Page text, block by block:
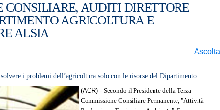
CONSILIARE, AUDITI DIRETTORE
AGRICOLTURA E
ALSIA
Ascolta
i problemi dell’agricoltura solo con le risorse del Dipartimento
(ACR) - Secondo il Presidente della Terza Commissione Consiliare Permanente, "Attività Produttive – Territorio – Ambiente", Francesco Mollica, va fatta chiarezza sul numero di tecnici che compongono la graduatoria in possesso del Dipartimento e dell'Alsia. Alle reiterate richieste di spiegazioni in merito non si sono avute risposte, mentre il numero dei tecnici pare aumentare continuamente. E' quindi questa una delle prime domande da rivolgere al dott. Freschi, Dirigente generale dell'Assessorato regionale all'Agricoltura e Sviluppo rurale e al dott. Delfino, Amministratore unico dell'Agenzia lucana di sviluppo e di innovazione in agricoltura. Questo il prosieguo della seduta della Commissione tenutasi mercoledì 16 aprile 2003. Il consigliere De Filippo ricorda di aver ricevuto in mattinata i documenti relativi ai tipi di interventi che l'Alsia sta ponendo in essere, ai programmi relativi ai territori interni della regione e al modo in cui l'Alsia sta interagendo con i programmi del Dipartimento Agricoltura della Regione Basilicata. Ricorda anche che la Commissione ha audito il dott. D'Agrosa relativamente all'attività di concertazione dell'Alsia, prevista dall'art.4 della legge 29, dal momento che in molti dibattiti pubblici le organizzazioni agricole hanno manifestato gravi carenze in tale direzione. Questo è un primo elemento sul quale riflettere, giacchè la concertazione è un obiettivo fondamentale delle politiche regionali. Vi è poi la costruzione del Piano triennale da parte della Regione che è la prima grande occasione concreta per verificare l'impatto delle normative prodotte e per coordinare i risultati dei tanti incontri tenutisi sul territorio. Il Piano presentato alla Commissione, continua De Filippo, si presenta agile, sintetico ed efficace, ma non individua con precisione dove si concentreranno i servizi di sviluppo agricolo. Non si evince se uno dei principi generali del Piano sia quello che sostiene che i servizi devono sostenere quell'agricoltura che ha, nelle dinamiche territoriali, una velocità inferiore. Le strutture intorno alle quali costruire la nuova politica agricola, secondo la programmazione regionale e comunitaria, sono le Organizzazioni professionali e i Distretti, che in Basilicata hanno grosse difficoltà a decollare. Se la politica agricola regionale si strutturerà intorno a questi due elementi, bisognerà rafforzarli coinvolgendo il mondo agricolo. Da queste prime osservazioni, nasce una domanda, afferma De Filippo: come si colloca un Piano triennale dei servizi nelle dinamiche di questi nuovi elementi dal momento che ad essi appena si accenna nel Piano stesso? Esaminando la parte del Piano che parla della compartecipazione bisogna tenere presente che vi è una grande parte di aziende agricole, soprattutto allocate nelle aree interne, che potrebbero non essere in grado di compartecipare a queste attività di sviluppo. Va quindi, fatta un'attenta riflessione su questo punto, soprattutto se è vero che l'agricoltura va sostenuta anche per la sua incalcolabile funzione di presidio sul territorio. Maggiore chiarezza, continua il consigliere De Filippo, va anche fatta sugli enti che, oltre l'Alsia, dovranno presentare il Piano annuale, sulle funzioni degli osservatori e su chi sarà incaricato di fare il monitoraggio del Piano triennale e di quello annuale. Bisogna poi affrontare con attenzione la questione relativa ai lavoratori per non creare inutili aspettative. Intanto, sembra eccessivo dirottare personale e risorse aggiuntive verso le Organizzazioni professionali che hanno già finanziamenti rivenienti dal vecchio Regolamento, sia per il sostegno della rete commerciale che per l'assunzione di operatori. Sarebbe utile indirizzare un residuo di risorse più consistenti verso attività agricole che non hanno queste opportunità. Chiarezza va anche fatta sul ruolo dell'Apa che è giusto sia sostenuta, come si rileva nel Piano, ma che non può essere considerata un mondo a sé stante. Ancora va specificato, quando si parla di ricerca scientifica, come si scelgono le strutture di ricerca da coinvolgere nei programmi dell'Alsia, per rendere trasparente il meccanismo dell'affidamento degli incarichi. Infine, vanno meglio esplicitate nelle schede finanziarie le risorse destinate alle aree interne della regione e va chiarito se si è tenuto conto del concetto della multifunzionalità nell'attività di bilancio, scelta importante nella politica finanziaria della Regione, ma che dagli atti presentati in Commissione non è quasi tenuta in considerazione. Il Presidente Mollica, rispondendo alla Consigliera Antezza, spiega che il testo all'esame della Commissione è una rielaborazione del Piano precedentemente approvato dalla Giunta. Dopo aver ribadito la necessità di fare chiarezza sul numero dei tecnici inseriti nella graduatoria, rileva l'importanza di affrontare il tema dell'utilità dell'Alsia del quale si è discusso in sede di approvazione di Bilancio. Una attenzione particolare va posta nell'esame del quadro finanziario presentato dall'Agenzia che non è chiaro e nel quale si nota una discrasia tra le cifre riportate e quelle assegnate in sede di Bilancio regionale. Vi sono anche alcuni capitoli che prevedono "azioni" comprese anche nei programmi del Dipartimento e non si capisce perché vi sia questa duplicazione di interventi. Se il quadro finanziario è quello che appare dai documenti presentati alla Commissione, Mollica chiede se sia possibile rideterminare le assegnazioni di fondi, ferma restante la dotazione finanziaria, in modo da assegnare maggiori risorse ai servizi di supporto specialistico. Essendo poi giunta una richiesta dalla organizzazione degli apicoltori di inserire, tra le attività di formazione previste, la consulenza tecnica specifica per la loro attività, sarebbe opportuno che, in sede di stesura del programma annuale, l'Alsia convocasse anche le associazioni interessate al Piano. Altra domanda che si pone il Presidente Mollica ancora è perché si preveda l'eventualità di bandire una selezione per l'assunzione di tecnici dal momento che nel Piano dovrebbero essere già contenute tutte le attività e quindi, non dovrebbe esservi ulteriore bisogno di personale. Altra richiesta è se sia possibile, in caso di necessità, utilizzare parte del personale inserito nella graduatoria prevista dall'art.13 presso altre associazioni come l'Apa, ferma restante la inderogabile necessità che venga fornito un elenco preciso delle persone inserite in quella graduatoria. Va anche presa in considerazione, continua il Presidente, l'opportunità di preparare una proposta di legge per rivedere l'art.13 della legge 29, visto che ha creato molti problemi. Infine, sarebbe utile sapere se la concertazione, prevista dall'art.4 del Piano e che tanta importanza riveste anche in vista degli obiettivi da raggiungere, abbia effettivamente coinvolto il maggior numero di soggetti e in particolare, gli enti gestioni delle aree protette. A parere della Consigliera Antezza, la Commissione si trova ad esaminare una stesura di Piano totalmente diversa da quella precedente. In alcune parti di questo nuovo testo, afferma, vi è un totale stravolgimento della filosofia di quello precedente, come laddove si parla dei poteri affidati all'Alsia e al Dipartimento. L'Assessore dovrebbe quindi spiegare ai Commissari cosa sia in realtà questo nuovo Piano perché se fosse, come pare, completamente diverso dal precedente dovrebbe prima essere riapprovato in Giunta e dopo essere riportato in Commissione. Entrando nel merito, riguardo alla concertazione, la Consigliera chiede se il Piano sia stato sottoposto alla procedura prevista dall'art. 4 e, in caso affermativo, ritiene opportuno che sia portata a conoscenza della Commissione la documentazione prodotta da tale concertazione in occasione della stesura del Piano. Sarebbe poi utile la creazione di una scheda che raffronti le somme riportate nel Piano con quelle inserite nel bilancio triennale e nel bilancio regionale per una maggiore comprensione. Nel Piano non sono stati precisati gli anni ai quali si riferisce il triennio che dovrebbero essere 2004–2006 e non 2002–2004. Se così è, continua Antezza, non si capisce come ha funzionato fino ad oggi l'Alsia, dal momento che questo è il primo Piano triennale che viene sottoposto all'approvazione. Non solo: la legge regionale del 2001, all'art.15, stabiliva che l'Alsia avrebbe dovuto approvare entro i successivi quattro mesi il Piano triennale e, in assenza di questo, un piano annuale che, ai sensi dell'art.17 della legge 29, doveva essere approvato dal Consiglio regionale, tuttavia neanche questo è mai successo. Bisogna poi, fare chiarezza sul personale e sul modo in cui viene utilizzato. L'art.13 della legge 29 detta norme per l'attuazione del Piano per i servizi di sviluppo agricolo e norme tassative per la compilazione della graduatoria del personale, ma non è chiaro come siano stati compilati questi elenchi e se si sia tenuto conto dei diversi profili professionali. Rispetto a quest'ultima affermazione, si dichiara in disaccordo il Presidente Mollica, affermando che l'art. 13, al titolo terzo, elenca i profili e i requisiti che devono avere i lavoratori per entrare a far parte della graduatoria. Il problema, ribatte la Consigliera Antezza, è che l'Alsia, non avendo stilato un Piano, non era in condizione di elencare i profili professionali necessari alle sue esigenze. Inoltre, è importante poter capire quali siano le modalità con cui si procede a stipulare le convenzioni e perché non si evince quanto queste costino, dal momento che non sono inserite in alcuna voce del Bilancio. Si vuole conoscere, continua, a quali risultati ha portato l'utilizzo di questo personale nell'ambito dei progetti ai quali hanno partecipato. Questi progetti poi, dovrebbero ricadere nell'ambito del programma della "buona pratica agricola", ma pare non esista un progetto unitario per lo svolgimento di questo programma. Infine, si vuole conoscere se il servizio è est